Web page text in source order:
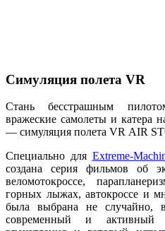
Симуляция полета VR
Стань бесстрашным
вражеские самолеты и катера
— симуляция полета VR AIR
Специально для Extreme-
создана серия фильмов об
веломотокроссе,
горных лыжах, автокроссе и
была выбрана не случайно,
современный и